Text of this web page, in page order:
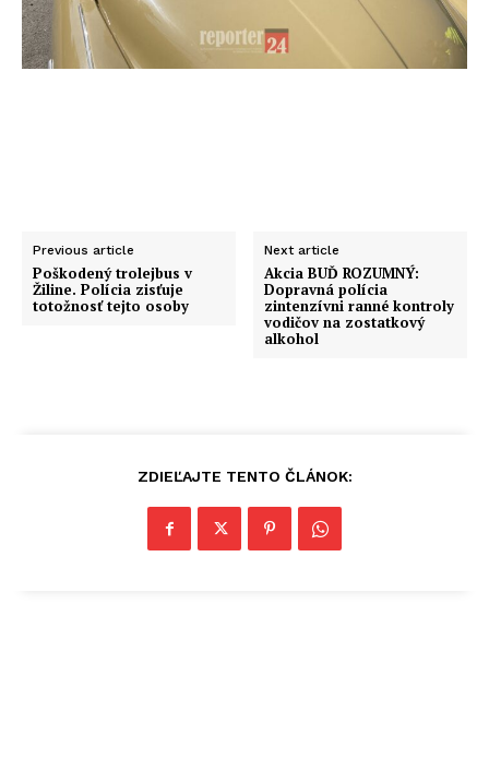
Previous article
Poškodený trolejbus v
Žiline. Polícia zisťuje
totožnosť tejto osoby
Next article
Akcia BUĎ ROZUMNÝ:
Dopravná polícia
zintenzívni ranné kontroly
vodičov na zostatkový
alkohol
ZDIEĽAJTE TENTO ČLÁNOK: